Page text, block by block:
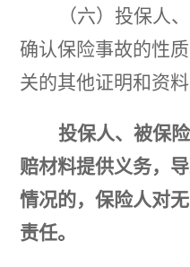
（六）投保人
确认保险事故的性
关的其他证明和资料
投保人、被保
赔材料提供义务，
情况的，保险人对
责任。